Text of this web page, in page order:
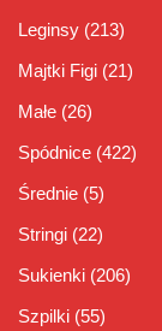
Leginsy (213)
Majtki Figi (21)
Małe (26)
Spódnice (422)
Średnie (5)
Stringi (22)
Sukienki (206)
Szpilki (55)